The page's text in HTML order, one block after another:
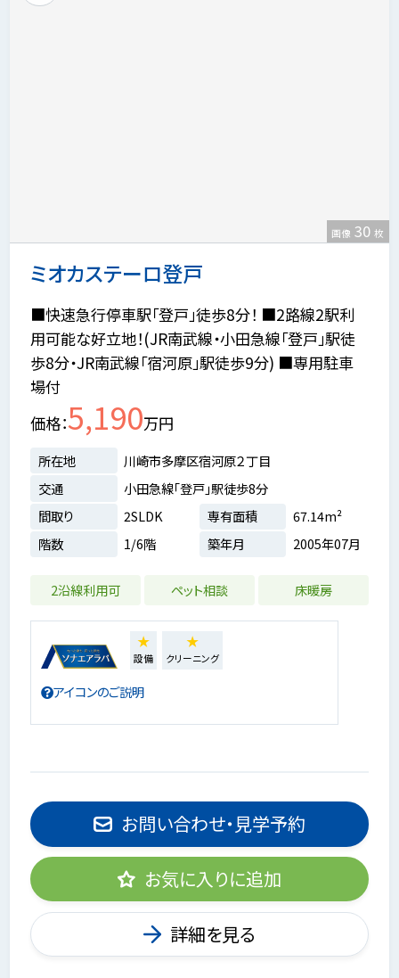
ミオカステーロ登戸
画像 30 枚
■快速急行停車駅「登戸」徒歩8分！ ■2路線2駅利
用可能な好立地！(JR南武線・小田急線「登戸」駅徒
歩8分・JR南武線「宿河原」駅徒歩9分) ■専用駐車
場付
価格 5,190万円
所在地
川崎市多摩区宿河原２丁目
交通
小田急線「登戸」駅徒歩8分
間取り
2SLDK 専有面積
67.14m²
階数
1/6階 築年月 2005年07月
2沿線利用可 ペット相談 床暖房
★
設備
★
クリーニング
アイコンのご説明
お問い合わせ・見学予約
お気に入りに追加
詳細を見る